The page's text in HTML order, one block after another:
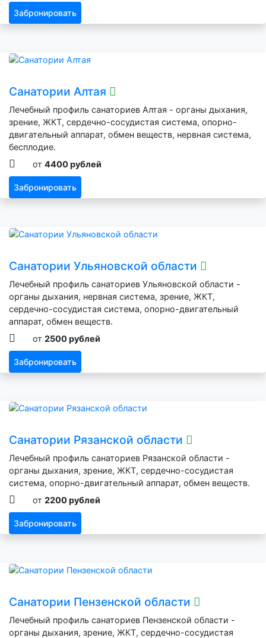
Забронировать
Санатории Алтая
Лечебный профиль санаториев Алтая - органы дыхания,
зрение, ЖКТ, сердечно-сосудистая система, опорно-
двигательный аппарат, обмен веществ, нервная система,
бесплодие.
от 4400 рублей
Забронировать
Санатории Ульяновской области
Лечебный профиль санаториев Ульяновской области -
органы дыхания, нервная система, зрение, ЖКТ,
сердечно-сосудистая система, опорно-двигательный
аппарат, обмен веществ.
от 2500 рублей
Забронировать
Санатории Рязанской области
Лечебный профиль санаториев Рязанской области -
органы дыхания, зрение, ЖКТ, сердечно-сосудистая
система, опорно-двигательный аппарат, обмен веществ.
от 2200 рублей
Забронировать
Санатории Пензенской области
Лечебный профиль санаториев Пензенской области -
органы дыхания, зрение, ЖКТ, сердечно-сосудистая